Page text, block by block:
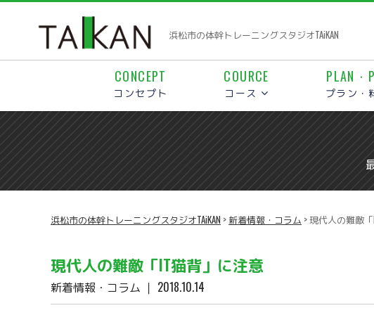
浜松市の体幹トレーニングスタジオTAiKAN
CONCEPT
コンセプト
COURCE
コース
PLAN・
プラン・
浜松市の体幹トレーニングスタジオTAiKAN >新着情報・コラム >現代人の難敵
現代人の難敵「IT猫背」に注意
新着情報・コラム ｜ 2018.10.14